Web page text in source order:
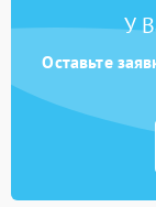
У
Оставьте